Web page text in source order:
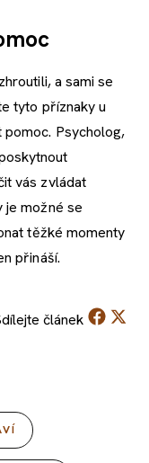
a sami se
tyto příznaky u
Psycholog,
vás zvládat
možné se
těžké momenty
přináší.
článek